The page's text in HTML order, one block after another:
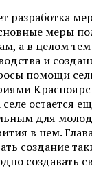
разработка
меры
а в целом
и
помощи
остается
для
в нем.
создание
создавать